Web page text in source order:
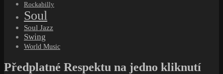
Rockabilly
Soul
Soul Jazz
Swing
World Music
Předplatné Respektu na jedno kliknutí